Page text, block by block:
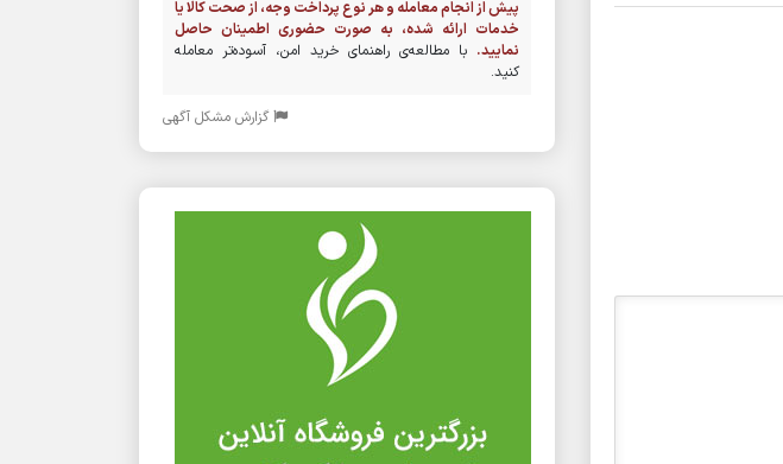
پیش از انجام معامله و هر نوع پرداخت وجه، از صحت کالا یا
خدمات ارائه شده، به صورت حضوری اطمینان حاصل
نمایید. با مطالعه‌ی راهنمای خرید امن، آسوده‌تر معامله
کنید.
گزارش مشکل آگهی